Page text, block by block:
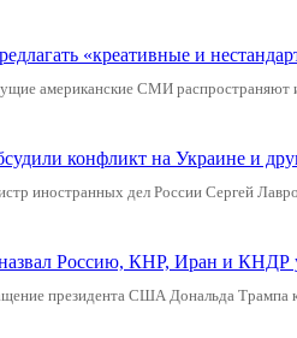
«креативные и
американские СМИ
конфликт на Украине и
иностранных дел России Сергей
Россию, КНР, Иран и
президента США Дональда Трампа к